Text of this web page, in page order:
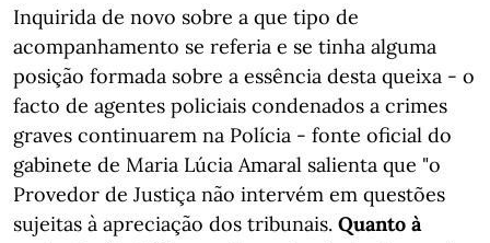
Inquirida de novo sobre a que tipo de
acompanhamento se referia e se tinha alguma
posição formada sobre a essência desta queixa - o
facto de agentes policiais condenados a crimes
graves continuarem na Polícia - fonte oficial do
gabinete de Maria Lúcia Amaral salienta que "o
Provedor de Justiça não intervém em questões
sujeitas à apreciação dos tribunais. Quanto à